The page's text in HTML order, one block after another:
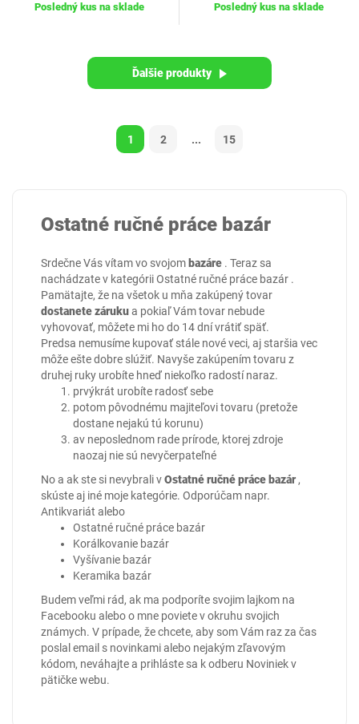
Posledný kus na sklade Posledný kus na sklade
Ďalšie produkty
1 2 ... 15
Ostatné ručné práce bazár
Srdečne Vás vítam vo svojom bazáre . Teraz sa
nachádzate v kategóriiOstatné ručné práce bazár .
Pamätajte, že na všetok u mňa zakúpený tovar
dostanete zárukua pokiaľ Vám tovar nebude
vyhovovať, môžete mi ho do 14 dní vrátiť späť.
Predsa nemusíme kupovať stále nové veci, aj staršia vec
môže ešte dobre slúžiť. Navyše zakúpením tovaru z
druhej ruky urobíte hneď niekoľko radostí naraz.
prvýkrát urobíte radosť sebe
potom pôvodnému majiteľovi tovaru (pretože
dostane nejakú tú korunu)
av neposlednom rade prírode, ktorej zdroje
naozaj nie sú nevyčerpateľné
No a ak ste si nevybrali vOstatné ručné práce bazár ,
skúste aj iné moje kategórie. Odporúčam napr.
Antikvariát alebo
Ostatné ručné práce bazár
Korálkovanie bazár
Vyšívanie bazár
Keramika bazár
Budem veľmi rád, ak ma podporíte svojim lajkom na
Facebooku alebo o mne poviete v okruhu svojich
známych. V prípade, že chcete, aby som Vám raz za čas
poslal email s novinkami alebo nejakým zľavovým
kódom, neváhajte a prihláste sa k odberu Noviniek v
pätičke webu.